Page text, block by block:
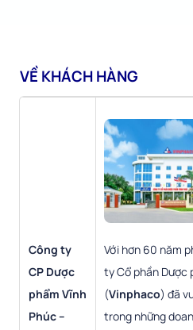
VỀ KHÁCH HÀNG
Công ty
CP Dược
phẩm Vĩnh
Phúc –
Với hơn 60 năm
ty Cổ phần Dược
(Vinphaco) đã
trong những